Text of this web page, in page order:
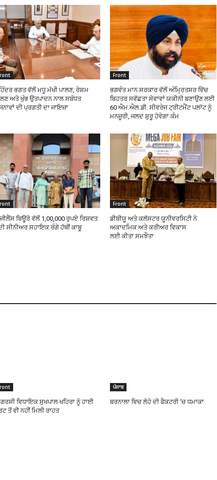
ਭਗਤ ਵੱਲੋਂ ਮਧੂ ਮੱਖੀ ਪਾਲਣ, ਰੇਸ਼ਮ
ਅਤੇ ਖੁੰਭ ਉਤਪਾਦਨ ਨਾਲ ਸਬੰਧਤ
ਦੀ ਪ੍ਰਗਤੀ ਦਾ ਜਾਇਜ਼ਾ
Front
ਭਗਵੰਤ ਮਾਨ ਸਰਕਾਰ ਵੱਲੋਂ ਅੰਮ੍ਰਿਤਸਰ ਵਿੱਚ
ਬਿਹਤਰ ਸਵੱਛਤਾ ਸੇਵਾਵਾਂ ਯਕੀਨੀ ਬਣਾਉਣ ਲਈ
60 ਐਮ.ਐਲ.ਡੀ. ਸੀਵਰੇਜ ਟ੍ਰੀਟਮੈਂਟ ਪਲਾਂਟ ਨੂੰ
ਮਨਜ਼ੂਰੀ, ਜਲਦ ਸ਼ੁਰੂ ਹੋਵੇਗਾ ਕੰਮ
ਬਿਊਰੋ ਵੱਲੋਂ 1,00,000 ਰੁਪਏ ਰਿਸ਼ਵਤ
ਸੀਨੀਅਰ ਸਹਾਇਕ ਰੰਗੇ ਹੱਥੀਂ ਕਾਬੂ
Front
ਡੀਬੀਯੂ ਅਤੇ ਕਲੱਸਟਰ ਯੂਨੀਵਰਸਿਟੀ ਨੇ
ਅਕਾਦਮਿਕ ਅਤੇ ਕਰੀਅਰ ਵਿਕਾਸ
ਲਈ ਕੀਤਾ ਸਮਝੌਤਾ
ਵਿਧਾਇਕ ਸੁਖਪਾਲ ਖਹਿਰਾ ਨੂੰ ਹਾਈ
ਤੋਂ ਵੀ ਨਹੀਂ ਮਿਲੀ ਰਾਹਤ
ਪੰਜਾਬ
ਬਰਨਾਲਾ ਵਿਚ ਲੋਹੇ ਦੀ ਫੈਕਟਰੀ ‘ਚ ਧਮਾਕਾ